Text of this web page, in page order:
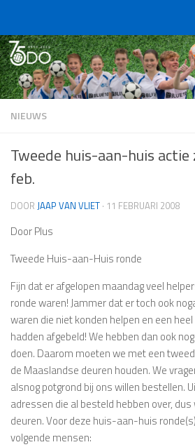
NIEUWS
Tweede huis-aan-huis
feb.
DOOR JAAP VAN VLIET · 11 FEBRUARI 2008
Door Plus
Tweede Huis-aan-Huis ronde
Fijn dat er afgelopen maandag veel
ronde waren! Jammer dat er toch ook
waren die niet konden helpen en een
hadden afgebeld! We hebben dan ook
doen. Daarom moeten we met een
de Maaslandse deuren houden. We
alsnog potgrond bij ons willen bestellen.
adressen die al besteld hebben over,
deuren. Voor deze huis-aan-huis
volgende mensen: